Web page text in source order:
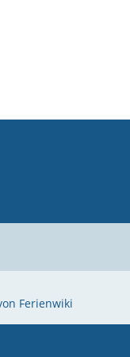
Ferienwiki